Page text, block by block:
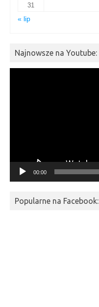
31
« lip
Najnowsze na Youtube:
00:00
Popularne na Facebook: